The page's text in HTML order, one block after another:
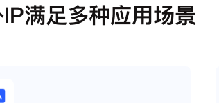
满足多种应用场景